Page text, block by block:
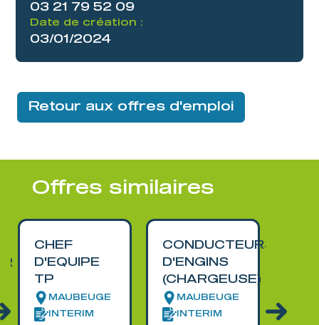
03 21 79 52 09
Date de création :
03/01/2024
Retour aux offres d'emploi
Offres similaires
CHEF
D'EQUIPE
TP
MAUBEUGE
INTERIM
CONDUCTEURS
D'ENGINS
(CHARGEUSE)
MAUBEUGE
INTERIM